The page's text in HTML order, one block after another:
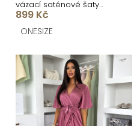
k
ů
vázací saténové šaty
899 Kč
ONESIZE